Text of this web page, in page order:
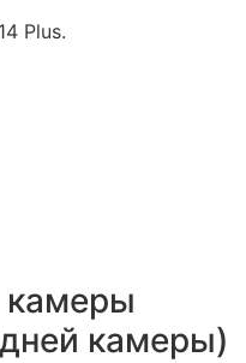
Plus.
камеры
камеры)